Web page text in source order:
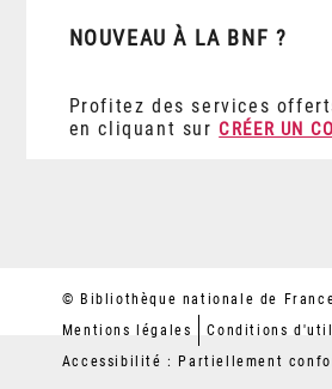
NOUVEAU À LA BNF ?
Profitez des services
en cliquant sur CRÉER UN
© Bibliothèque nationale de
Mentions légales
Conditions
Accessibilité : Partiellement